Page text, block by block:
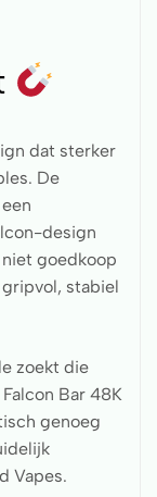
dat sterker
De
design
goedkoop
stabiel
zoekt die
Bar 48K
genoeg
Vapes.